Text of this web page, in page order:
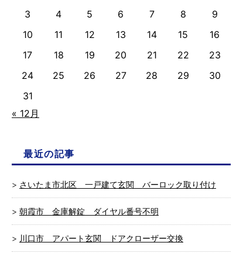
3
4 5 6 7 8
9
10
11 12 13 14 15
16
17
18 19 20 21 22
23
24
25 26 27 28 29
30
31
« 12月
最近の記事
さいたま市北区 一戸建て玄関 バーロック取り付け
朝霞市 金庫解錠 ダイヤル番号不明
川口市 アパート玄関 ドアクローザー交換